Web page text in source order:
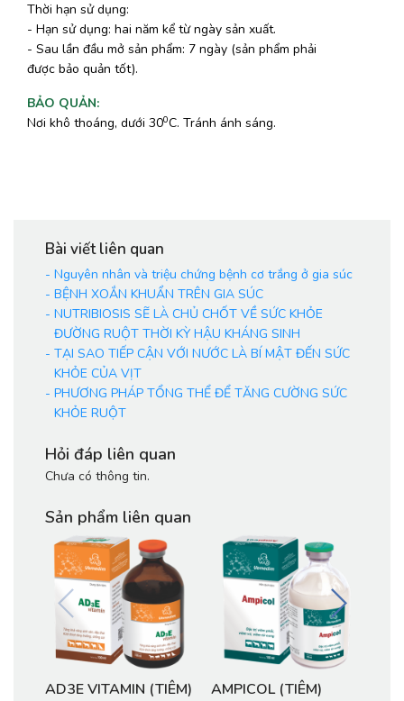
Thời hạn sử dụng:
- Hạn sử dụng: hai năm kể từ ngày sản xuất.
- Sau lần đầu mở sản phẩm: 7 ngày (sản phẩm phải
được bảo quản tốt).
BẢO QUẢN:
Nơi khô thoáng, dưới 300C. Tránh ánh sáng.
Bài viết liên quan
- Nguyên nhân và triệu chứng bệnh cơ trắng ở gia súc
- BỆNH XOẮN KHUẨN TRÊN GIA SÚC
- NUTRIBIOSIS SẼ LÀ CHỦ CHỐT VỀ SỨC KHỎE
ĐƯỜNG RUỘT THỜI KỲ HẬU KHÁNG SINH
- TẠI SAO TIẾP CẬN VỚI NƯỚC LÀ BÍ MẬT ĐẾN SỨC
KHỎE CỦA VỊT
- PHƯƠNG PHÁP TỔNG THỂ ĐỂ TĂNG CƯỜNG SỨC
KHỎE RUỘT
Hỏi đáp liên quan
Chưa có thông tin.
Sản phẩm liên quan
AD3E VITAMIN (TIÊM) AMPICOL (TIÊM)